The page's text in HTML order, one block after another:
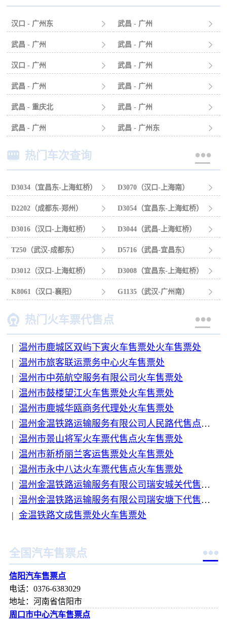
汉口 - 广州东  武昌 - 广州 
武昌 - 广州  武昌 - 广州 
汉口 - 广州  武昌 - 广州 
武昌 - 广州  武昌 - 广州 
武昌 - 重庆北  武昌 - 广州 
武昌 - 广州  武昌 - 广州东 
 热门车次查询 
D3034（宜昌东-上海虹桥）  D3070（汉口-上海南） 
D2202（成都东-郑州）  D3054（宜昌东-上海虹桥） 
D3016（汉口-上海虹桥）  D3044（武昌-上海虹桥） 
T250（武汉-成都东）  D5716（武昌-宜昌东） 
D3012（汉口-上海虹桥）  D3008（宜昌东-上海虹桥） 
K8061（汉口-襄阳）  G1135（武汉-广州南） 
 热门火车票代售点 
| 温州市鹿城区双屿下寅火车售票处火车售票处
| 温州市旅客联运票务中心火车售票处
| 温州市中苑航空服务有限公司火车售票处
| 温州市鼓楼望江火车售票处火车售票处
| 温州市鹿城华瓯商务代理处火车售票处
| 温州金温铁路运输服务有限公司人民路代售点火车售票处
| 温州市景山将军火车票代售点火车售票处
| 温州市新桥丽兰客运售票处火车售票处
| 温州市永中八达火车票代售点火车售票处
| 温州金温铁路运输服务有限公司瑞安城关代售点火车售票处
| 温州金温铁路运输服务有限公司瑞安塘下代售点火车售票处
| 金温铁路文成售票处火车售票处
全国汽车售票点 
信阳汽车售票点
电话：0376-6383029
地址：河南省信阳市
周口市中心汽车售票点